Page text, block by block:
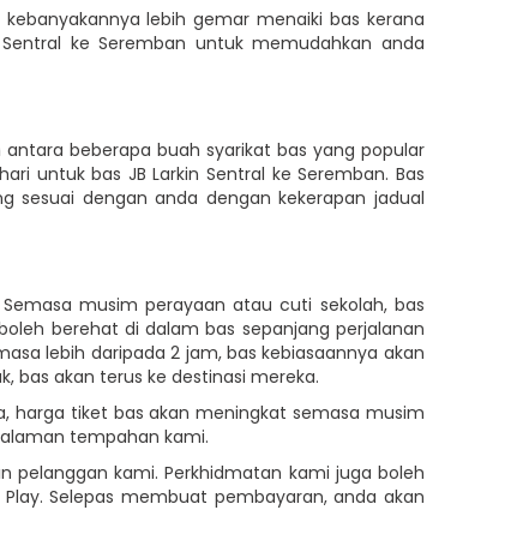
lebih gemar menaiki bas kerana
ke Seremban untuk memudahkan anda
antara beberapa buah syarikat bas yang popular
untuk bas JB Larkin Sentral ke Seremban. Bas
sesuai dengan anda dengan kekerapan jadual
musim perayaan atau cuti sekolah, bas
berehat di dalam bas sepanjang perjalanan
lebih daripada 2 jam, bas kebiasaannya akan
bas akan terus ke destinasi mereka.
harga tiket bas akan meningkat semasa musim
tempahan kami.
pelanggan kami. Perkhidmatan kami juga boleh
Selepas membuat pembayaran, anda akan